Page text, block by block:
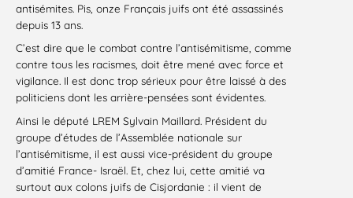
antisémites. Pis, onze Français juifs ont été assassinés
depuis 13 ans.
C’est dire que le combat contre l’antisémitisme, comme
contre tous les racismes, doit être mené avec force et
vigilance. Il est donc trop sérieux pour être laissé à des
politiciens dont les arrière-pensées sont évidentes.
Ainsi le député LREM Sylvain Maillard. Président du
groupe d’études de l’Assemblée nationale sur
l’antisémitisme, il est aussi vice-président du groupe
d’amitié France- Israël. Et, chez lui, cette amitié va
surtout aux colons juifs de Cisjordanie : il vient de